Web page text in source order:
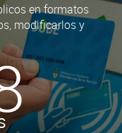
en formatos
modificarlos y